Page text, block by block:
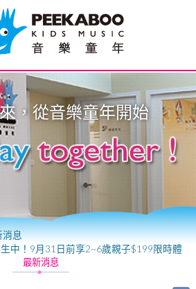
，從音樂童年開始
消息
中！9月31日前享2~6歲親子$199限時體
最新消息